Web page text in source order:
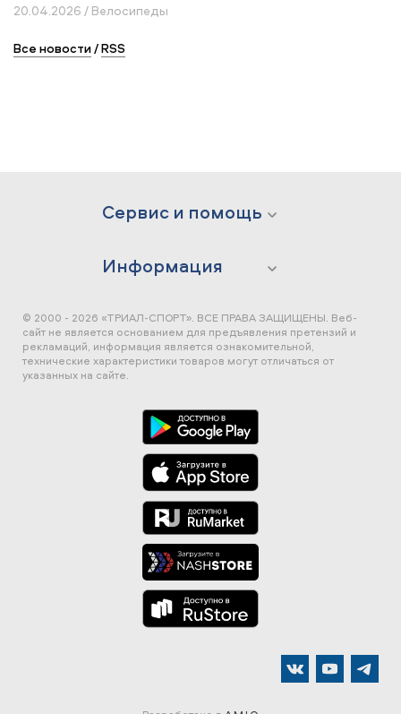
20.04.2026 / Велосипеды
Все новости/RSS
Сервис и помощь
Информация
© 2000 - 2026 «ТРИАЛ-СПОРТ». ВСЕ ПРАВА ЗАЩИЩЕНЫ. Веб-
сайт не является основанием для предъявления претензий и
рекламаций, информация является ознакомительной,
технические характеристики товаров могут отличаться от
указанных на сайте.